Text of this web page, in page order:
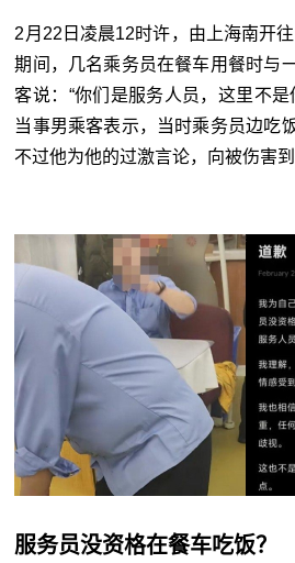
2月22日凌晨12时许，由上海南开
期间，几名乘务员在餐车用餐时与
客说：“你们是服务人员，这里不是
当事男乘客表示，当时乘务员边吃
不过他为他的过激言论，向被伤害到
服务员没资格在餐车吃饭？